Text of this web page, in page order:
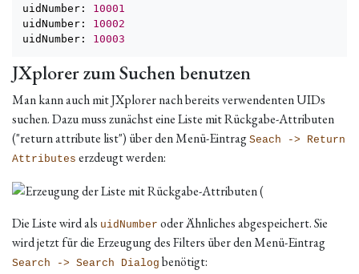
uidNumber: 10001
uidNumber: 10002
uidNumber: 10003
JXplorer zum Suchen benutzen
Man kann auch mit JXplorer nach bereits verwendenten UIDs
suchen. Dazu muss zunächst eine Liste mit Rückgabe-Attributen
("return attribute list") über den Menü-EintragSeach -> Return
Attributes erzdeugt werden:
Die Liste wird als uidNumber oder Ähnliches abgespeichert. Sie
wird jetzt für die Erzeugung des Filters über den Menü-Eintrag
Search -> Search Dialog benötigt: